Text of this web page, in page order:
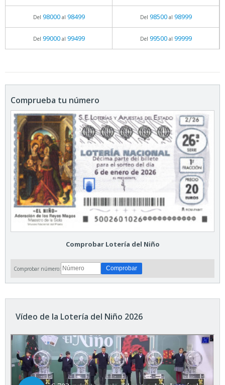
Del 98000al 98499 Del 98500al 98999
Del 99000al 99499 Del 99500al 99999
Comprueba tu número
Comprobar Lotería del Niño
Comprobar número:
Vídeo de la Lotería del Niño 2026